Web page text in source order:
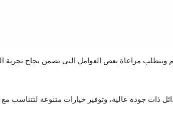
ويتطلب مراعاة بعض العوامل التي تضمن نجاح تجربة
ذات جودة عالية، وتوفير خيارات متنوعة لتتناسب